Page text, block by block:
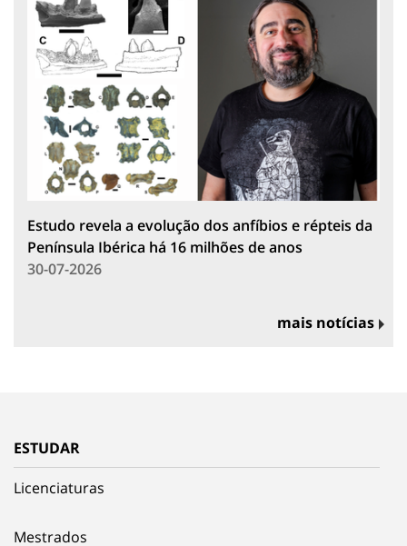
Estudo revela a evolução dos anfíbios e répteis da
Península Ibérica há 16 milhões de anos
30-07-2026
mais notícias
ESTUDAR
Licenciaturas
Mestrados